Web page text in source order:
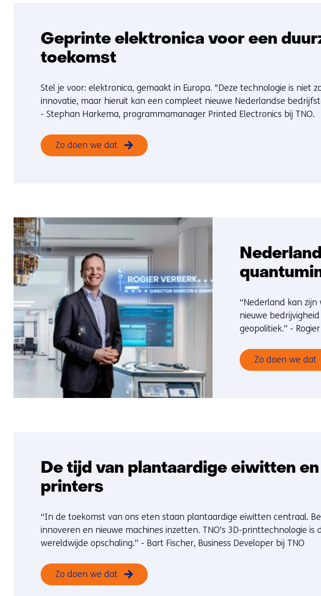
Geprinte elektronica voor een
toekomst
Stel je voor: elektronica, gemaakt in Europa. "Deze technologie is niet
innovatie, maar hieruit kan een compleet nieuwe Nederlandse
- Stephan Harkema, programmamanager Printed Electronics bij TNO.
Zo doen we dat
“Nederland kan
nieuwe
geopolitiek.” -
Zo doen we dat
De tijd van plantaardige eiwitten
printers
“In de toekomst van ons eten staan plantaardige eiwitten centraal.
innoveren en nieuwe machines inzetten. TNO’s 3D-printtechnologie is
wereldwijde opschaling.” - Bart Fischer, Business Developer bij TNO
Zo doen we dat